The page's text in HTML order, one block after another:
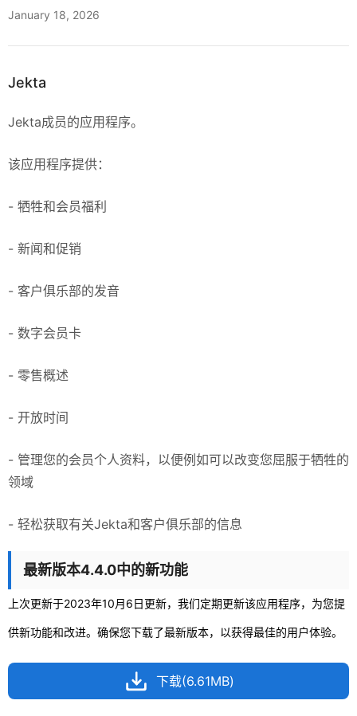
January 18, 2026
Jekta
Jekta成员的应用程序。
该应用程序提供：
- 牺牲和会员福利
- 新闻和促销
- 客户俱乐部的发音
- 数字会员卡
- 零售概述
- 开放时间
- 管理您的会员个人资料，以便例如可以改变您屈服于牺牲的
领域
- 轻松获取有关Jekta和客户俱乐部的信息
最新版本4.4.0中的新功能
上次更新于2023年10月6日更新，我们定期更新该应用程序，为您提
供新功能和改进。确保您下载了最新版本，以获得最佳的用户体验。
下载(6.61MB)